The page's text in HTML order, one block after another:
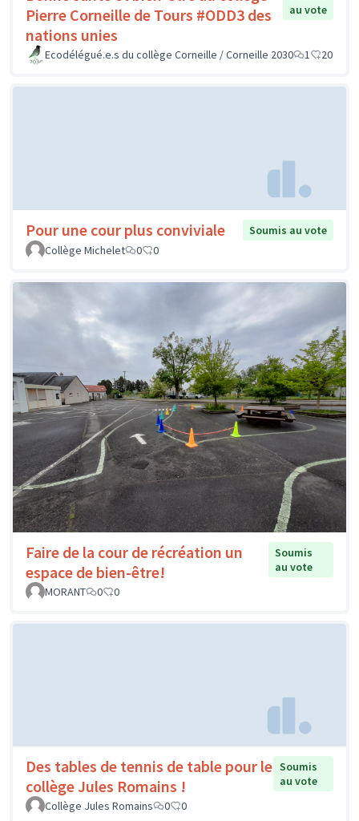
Pierre Corneille de Tours #ODD3 des
nations unies
au vote
Ecodélégué.e.s du collège Corneille / Corneille 2030 1 20
Pour une cour plus conviviale
Soumis au vote
Collège Michelet
0 0
Faire de la cour de récréation un
espace de bien-être!
Soumis
au vote
MORANT
0 0
Des tables de tennis de table pour le
collège Jules Romains !
Soumis
au vote
Collège Jules Romains
0 0